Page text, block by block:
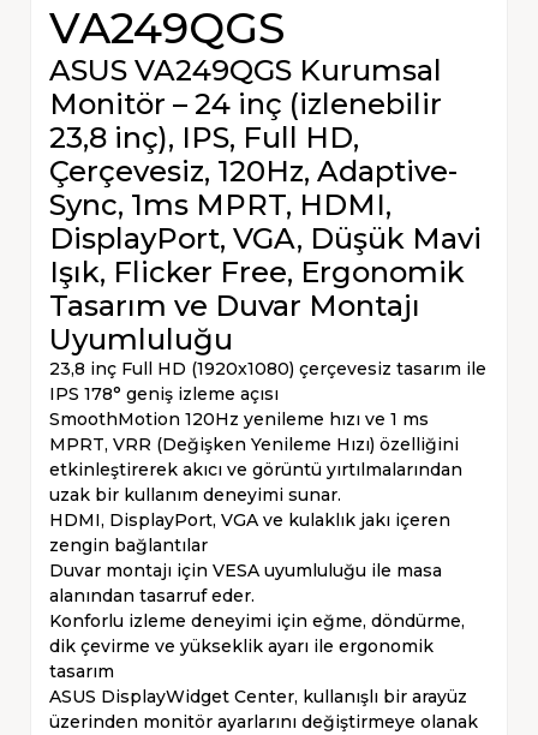
VA249QGS
ASUS VA249QGS Kurumsal
Monitör – 24 inç (izlenebilir
23,8 inç), IPS, Full HD,
Çerçevesiz, 120Hz, Adaptive-
Sync, 1ms MPRT, HDMI,
DisplayPort, VGA, Düşük Mavi
Işık, Flicker Free, Ergonomik
Tasarım ve Duvar Montajı
Uyumluluğu
23,8 inç Full HD (1920x1080) çerçevesiz tasarım ile
IPS 178° geniş izleme açısı
SmoothMotion 120Hz yenileme hızı ve 1 ms
MPRT, VRR (Değişken Yenileme Hızı) özelliğini
etkinleştirerek akıcı ve görüntü yırtılmalarından
uzak bir kullanım deneyimi sunar.
HDMI, DisplayPort, VGA ve kulaklık jakı içeren
zengin bağlantılar
Duvar montajı için VESA uyumluluğu ile masa
alanından tasarruf eder.
Konforlu izleme deneyimi için eğme, döndürme,
dik çevirme ve yükseklik ayarı ile ergonomik
tasarım
ASUS DisplayWidget Center, kullanışlı bir arayüz
üzerinden monitör ayarlarını değiştirmeye olanak